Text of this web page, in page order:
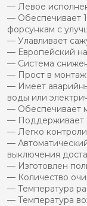
— Левое
— Обеспечивает
форсункам с
— Улавливает
— Европейский
— Система
— Прост в
— Имеет
воды или
— Обеспечивает
— Поддерживает
— Легко
—
выключения
— Изготовлен
— Количество
— Температура
— Температура